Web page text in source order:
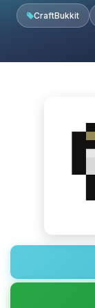
CraftBukkit